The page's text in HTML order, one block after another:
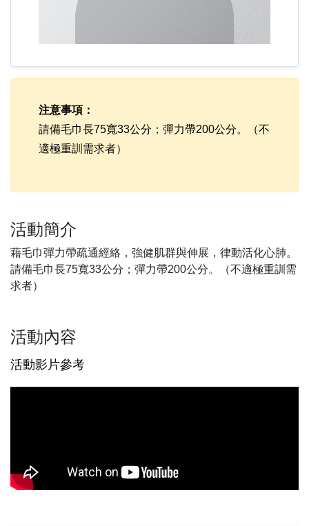
注意事項：
請備毛巾長75寬33公分；彈力帶200公分。（不
適極重訓需求者）
活動簡介
藉毛巾彈力帶疏通經絡，強健肌群與伸展，律動活化心肺。
請備毛巾長75寬33公分；彈力帶200公分。（不適極重訓需
求者）
活動內容
活動影片參考